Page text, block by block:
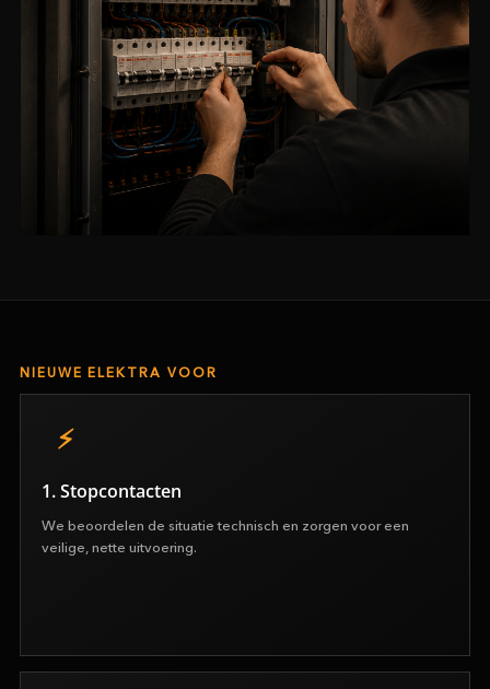
NIEUWE ELEKTRA VOOR
1. Stopcontacten
We beoordelen de situatie technisch en zorgen voor een
veilige, nette uitvoering.